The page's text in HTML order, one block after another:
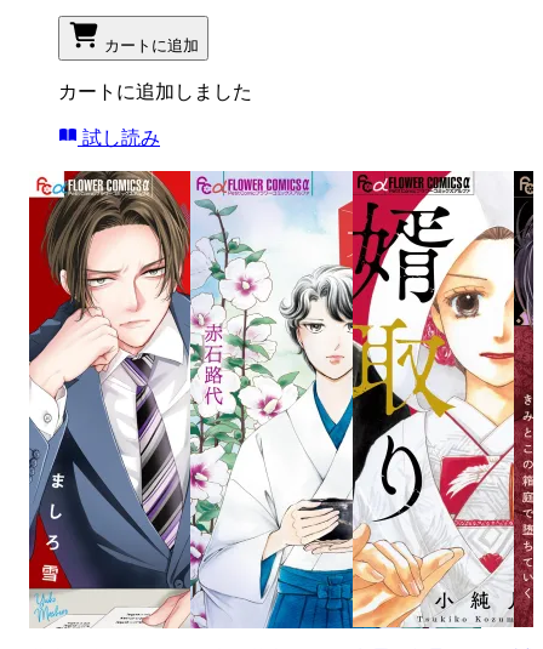
カートに追加
カートに追加しました
試し読み